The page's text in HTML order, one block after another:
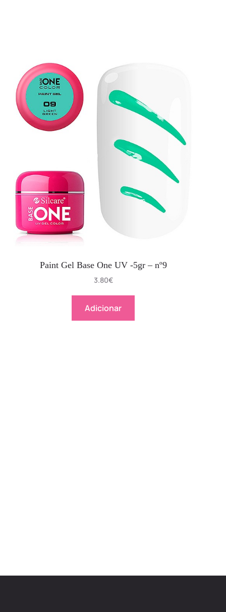
Paint Gel Base One UV -5gr – nº9
3.80€
Adicionar